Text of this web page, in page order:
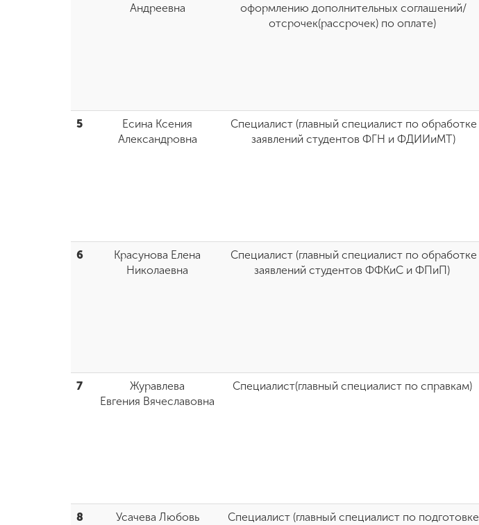
Андреевна
оформлению дополнительных соглашений/
отсрочек(рассрочек) по оплате)
5
Есина Ксения
Александровна
Специалист (главный специалист по обработке
заявлений студентов ФГН и ФДИИиМТ)
6
Красунова Елена
Николаевна
Специалист (главный специалист по обработке
заявлений студентов ФФКиС и ФПиП)
7
Журавлева
Евгения Вячеславовна
Специалист(главный специалист по справкам)
8
Усачева Любовь
Специалист (главный специалист по подготовке